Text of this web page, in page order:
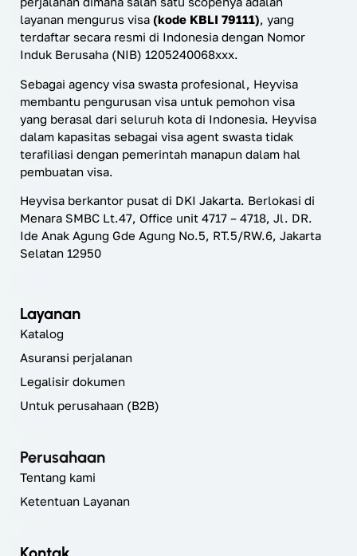
layanan mengurus visa (kode KBLI 79111), yang
terdaftar secara resmi di Indonesia dengan Nomor
Induk Berusaha (NIB) 1205240068xxx.
Sebagai agency visa swasta profesional, Heyvisa
membantu pengurusan visa untuk pemohon visa
yang berasal dari seluruh kota di Indonesia. Heyvisa
dalam kapasitas sebagai visa agent swasta tidak
terafiliasi dengan pemerintah manapun dalam hal
pembuatan visa.
Heyvisa berkantor pusat di DKI Jakarta. Berlokasi di
Menara SMBC Lt.47, Office unit 4717 – 4718, Jl. DR.
Ide Anak Agung Gde Agung No.5, RT.5/RW.6, Jakarta
Selatan 12950
Layanan
Katalog
Asuransi perjalanan
Legalisir dokumen
Untuk perusahaan (B2B)
Perusahaan
Tentang kami
Ketentuan Layanan